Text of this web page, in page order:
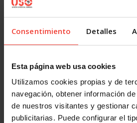
Consentimiento Detalles
Esta página web usa cookies
Utilizamos cookies propias y de
navegación, obtener información
de nuestros visitantes y gestionar
publicitarias. Puede configurar el
Salud laboral
Se actualizan las patologías para
anticipada por discapacidad
3 AGOSTO, 2026